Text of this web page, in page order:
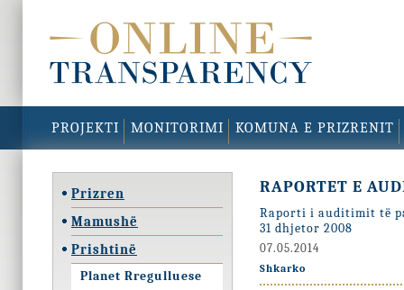
PROJEKTI MONITORIMI KOMUNA E PRIZRENIT
Prizren
Mamushë
Prishtinë
Planet Rregulluese
RAPORTET E
Raporti i auditimit të
31 dhjetor 2008
07.05.2014
Shkarko